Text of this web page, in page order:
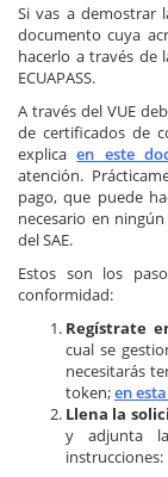
Si vas a demostrar
documento cuya
hacerlo a través de
ECUAPASS.
A través del VUE
de certificados de
explicaen este
atención.
pago, que puede
necesario en
del SAE.
Estos son los
conformidad:
Regístrate
cual se
necesitarás
token;en
Llena la
y adjunta la
instrucciones: